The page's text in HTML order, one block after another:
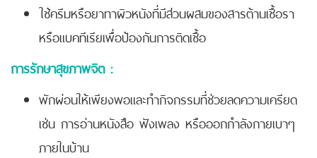
ใช้ครีมหรือยาทาผิวหนังที่มีส่วนผสมของสารต้านเชื้อรา
หรือแบคทีเรียเพื่อป้องกันการติดเชื้อ
การรักษาสุขภาพจิต :
พักผ่อนให้เพียงพอและทำกิจกรรมที่ช่วยลดความเครียด
เช่น การอ่านหนังสือ ฟังเพลง หรือออกกำลังกายเบาๆ
ภายในบ้าน